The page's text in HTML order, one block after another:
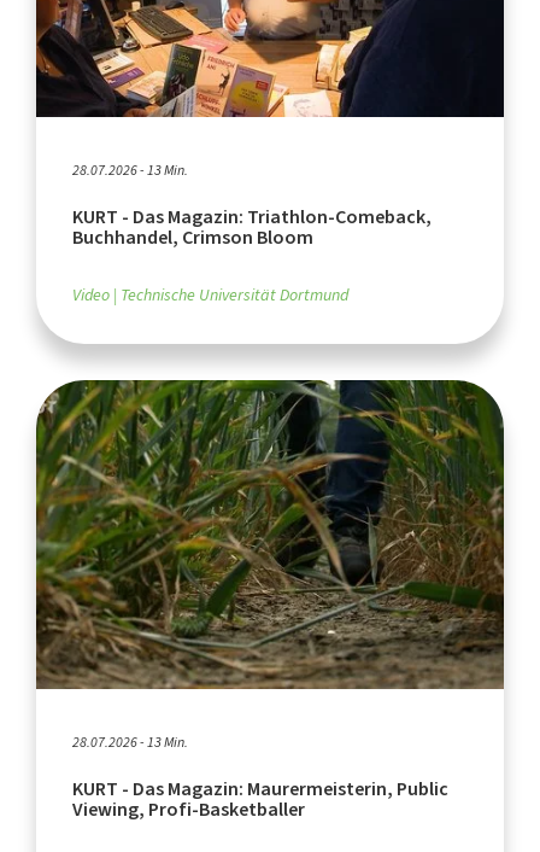
28.07.2026 - 13 Min.
KURT - Das Magazin: Triathlon-Comeback,
Buchhandel, Crimson Bloom
Video Technische Universität Dortmund
28.07.2026 - 13 Min.
KURT - Das Magazin: Maurermeisterin, Public
Viewing, Profi-Basketballer